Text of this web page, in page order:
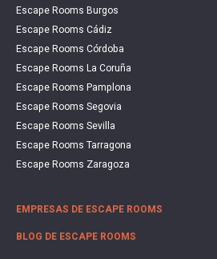
Escape Rooms Burgos
Escape Rooms Cádiz
Escape Rooms Córdoba
Escape Rooms La Coruña
Escape Rooms Pamplona
Escape Rooms Segovia
Escape Rooms Sevilla
Escape Rooms Tarragona
Escape Rooms Zaragoza
EMPRESAS DE ESCAPE ROOMS
BLOG DE ESCAPE ROOMS